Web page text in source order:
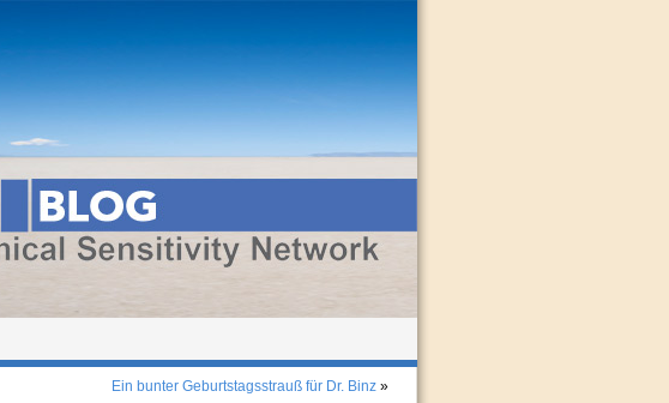
Ein bunter Geburtstagsstrauß für Dr. Binz»